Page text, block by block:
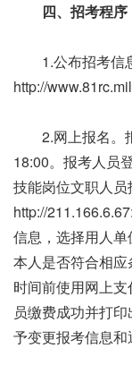
四、招考程序
1.公布招考信息
http://
2.网上报名。
18:00。报考人员
技能岗位文职人员
http://
信息，选择用人
本人是否符合相
时间前使用网上
员缴费成功并打
予变更报考信息和